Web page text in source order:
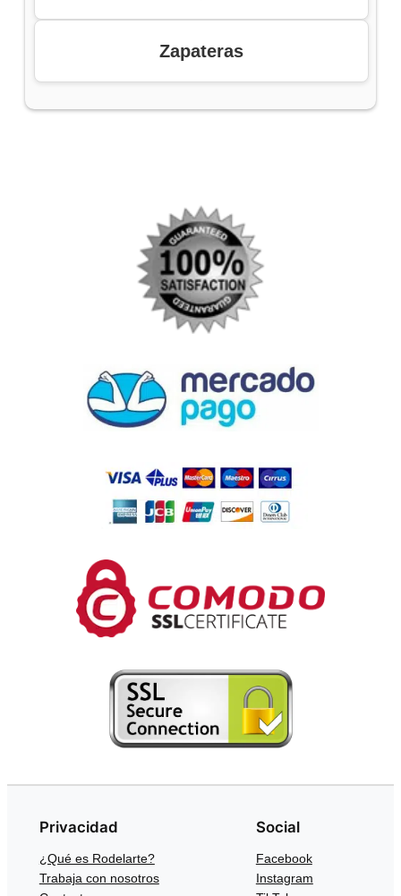
Zapateras
Privacidad
¿Qué es Rodelarte?
Trabaja con nosotros
Social
Facebook
Instagram